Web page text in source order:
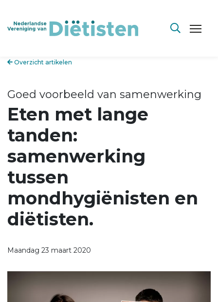
Overzicht artikelen
Goed voorbeeld van samenwerking
Eten met lange
tanden:
samenwerking
tussen
mondhygiënisten en
diëtisten.
Maandag 23 maart 2020